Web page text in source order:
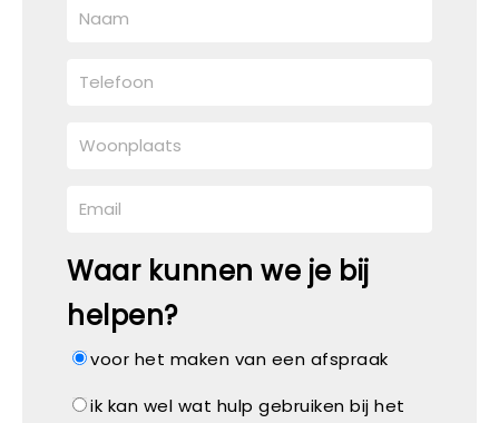
Waar kunnen we je bij
helpen?
voor het maken van een afspraak
ik kan wel wat hulp gebruiken bij het